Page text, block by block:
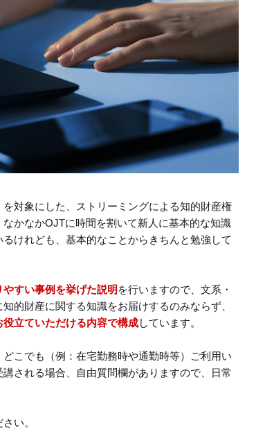
対象にした、ストリーミングによる知的財産権
かなかOJTに時間を割いて新人に基本的な知識
けれども、基本的なことからきちんと勉強して
やすい事例を挙げた説明 を行いますので、文系・
的財産に関する知識をお届けするのみならず、
役立ていただける内容で構成しています。
こでも（例：在宅勤務時や通勤時等）ご利用い
される場合、自由質問欄がありますので、日常
い。